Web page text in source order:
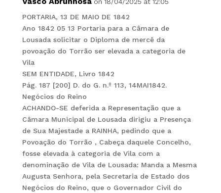
on 18/04/2025 at 12:05
PORTARIA, 13 DE MAIO DE 1842
Ano 1842 05 13 Portaria para a Câmara de
Lousada solicitar o Diploma de mercê da
povoação do Torrão ser elevada a categoria de
Vila
SEM ENTIDADE, Livro 1842
Pág. 187 [200] D. do G. n.º 113, 14MAI1842.
Negócios do Reino
ACHANDO-SE deferida a Representação que a
Câmara Municipal de Lousada dirigiu a Presença
de Sua Majestade a RAINHA, pedindo que a
Povoação do Torrão , Cabeça daquele Concelho,
fosse elevada à categoria de Vila com a
denominação de Vila de Lousada: Manda a Mesma
Augusta Senhora, pela Secretaria de Estado dos
Negócios do Reino, que o Governador Civil do